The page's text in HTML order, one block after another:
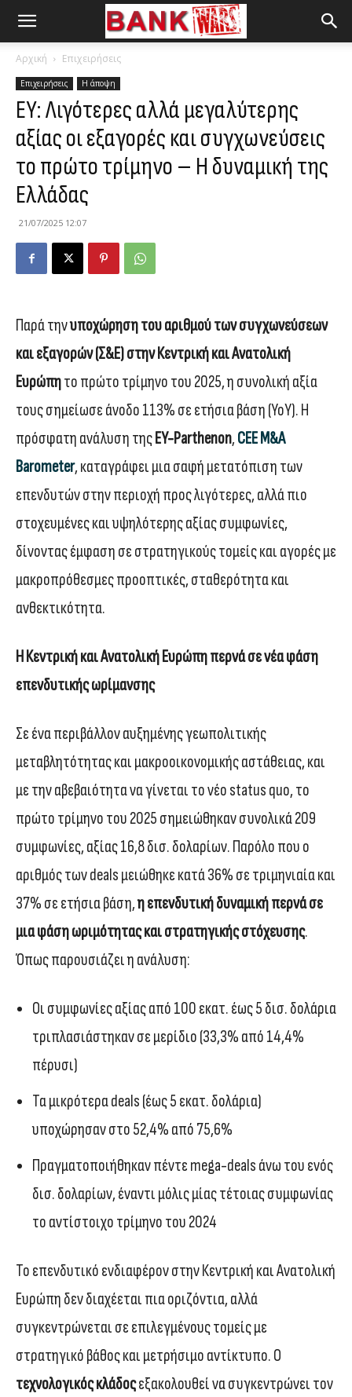
Αρχική Επιχειρήσεις
Επιχειρήσεις Η άποψη
ΕΥ: Λιγότερες αλλά μεγαλύτερης
αξίας οι εξαγορές και συγχωνεύσεις
το πρώτο τρίμηνο – Η δυναμική της
Ελλάδας
21/07/2025 12:07
Παρά τηνυποχώρηση του αριθμού των συγχωνεύσεων
και εξαγορών (Σ&Ε) στην Κεντρική και Ανατολική
Ευρώπητο πρώτο τρίμηνο του 2025, η συνολική αξία
τους σημείωσε άνοδο 113% σε ετήσια βάση (ΥοΥ). H
πρόσφατη ανάλυση τηςEY-Parthenon, CEE M&A
Barometer, καταγράφει μια σαφή μετατόπιση των
επενδυτών στην περιοχή προς λιγότερες, αλλά πιο
στοχευμένες και υψηλότερης αξίας συμφωνίες,
δίνοντας έμφαση σε στρατηγικούς τομείς και αγορές με
μακροπρόθεσμες προοπτικές, σταθερότητα και
ανθεκτικότητα.
Η Κεντρική και Ανατολική Ευρώπη περνά σε νέα φάση
επενδυτικής ωρίμανσης
Σε ένα περιβάλλον αυξημένης γεωπολιτικής
μεταβλητότητας και μακροοικονομικής αστάθειας, και
με την αβεβαιότητα να γίνεται το νέο status quo, το
πρώτο τρίμηνο του 2025 σημειώθηκαν συνολικά 209
συμφωνίες, αξίας 16,8 δισ. δολαρίων. Παρόλο που ο
αριθμός των deals μειώθηκε κατά 36% σε τριμηνιαία και
37% σε ετήσια βάση,η επενδυτική δυναμική περνά σε
μια φάση ωριμότητας και στρατηγικής στόχευσης.
Όπως παρουσιάζει η ανάλυση:
Οι συμφωνίες αξίας από 100 εκατ. έως 5 δισ. δολάρια
τριπλασιάστηκαν σε μερίδιο (33,3% από 14,4%
πέρυσι)
Τα μικρότερα deals (έως 5 εκατ. δολάρια)
υποχώρησαν στο 52,4% από 75,6%
Πραγματοποιήθηκαν πέντε mega-deals άνω του ενός
δισ. δολαρίων, έναντι μόλις μίας τέτοιας συμφωνίας
το αντίστοιχο τρίμηνο του 2024
Το επενδυτικό ενδιαφέρον στην Κεντρική και Ανατολική
Ευρώπη δεν διαχέεται πια οριζόντια, αλλά
συγκεντρώνεται σε επιλεγμένους τομείς με
στρατηγικό βάθος και μετρήσιμο αντίκτυπο. Ο
τεχνολογικός κλάδοςεξακολουθεί να συγκεντρώνει τον